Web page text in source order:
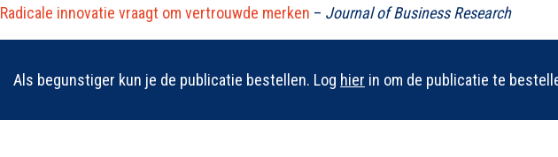
Radicale innovatie vraagt om vertrouwde merken – Journal of Business Research
Als begunstiger kun je de publicatie bestellen. Log hier in om de publicatie te